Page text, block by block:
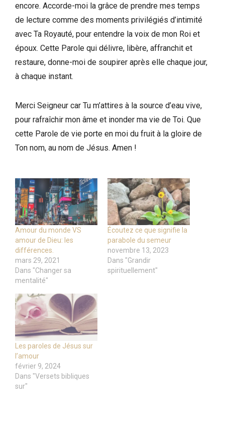
encore. Accorde-moi la grâce de prendre mes temps
de lecture comme des moments privilégiés d’intimité
avec Ta Royauté, pour entendre la voix de mon Roi et
époux. Cette Parole qui délivre, libère, affranchit et
restaure, donne-moi de soupirer après elle chaque jour,
à chaque instant.
Merci Seigneur car Tu m’attires à la source d’eau vive,
pour rafraîchir mon âme et inonder ma vie de Toi. Que
cette Parole de vie porte en moi du fruit à la gloire de
Ton nom, au nom de Jésus. Amen !
Amour du monde VS
amour de Dieu: les
différences.
mars 29, 2021
Dans "Changer sa
mentalité"
Écoutez ce que signifie la
parabole du semeur
novembre 13, 2023
Dans "Grandir
spirituellement"
Les paroles de Jésus sur
l’amour
février 9, 2024
Dans "Versets bibliques
sur"